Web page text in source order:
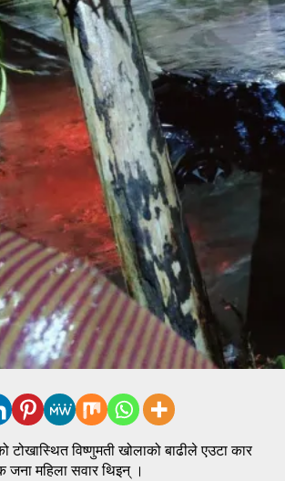
टोखास्थित विष्णुमती खोलाको बाढीले एउटा कार
जना महिला सवार थिइन् ।